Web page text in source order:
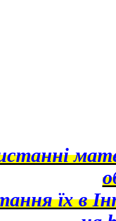
їх в